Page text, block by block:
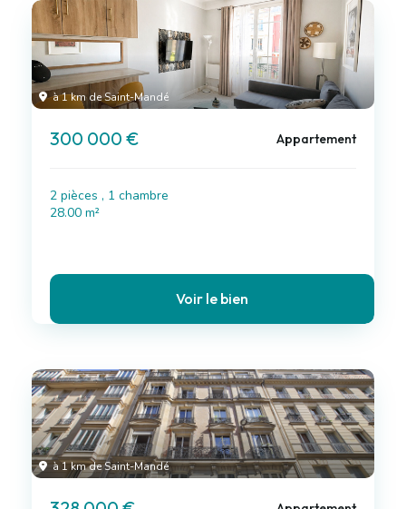
à 1 km de Saint-Mandé
300 000 € Appartement
2 pièces , 1 chambre
28.00 m²
Voir le bien
à 1 km de Saint-Mandé